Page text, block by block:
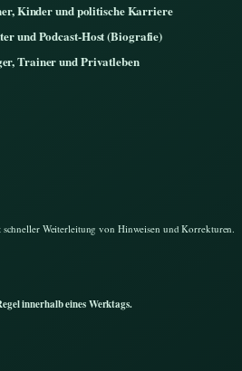
Kinder und politische Karriere
und Podcast-Host (Biografie)
Trainer und Privatleben
Weiterleitung von Hinweisen und Korrekturen.
innerhalb eines Werktags.